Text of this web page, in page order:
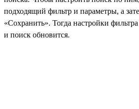
подходящий фильтр и параметры, а
«Сохранить». Тогда настройки
и поиск обновится.